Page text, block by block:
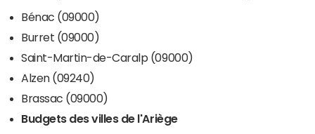
Bénac (09000)
Burret (09000)
Saint-Martin-de-Caralp (09000)
Alzen (09240)
Brassac (09000)
Budgets des villes de l'Ariège